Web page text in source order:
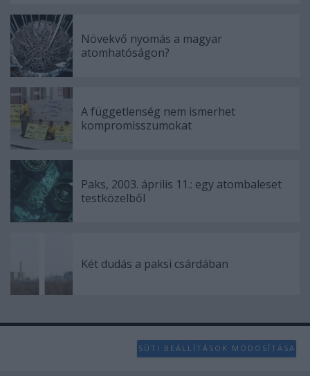
Növekvő nyomás a magyar
atomhatóságon?
A függetlenség nem ismerhet
kompromisszumokat
Paks, 2003. április 11.: egy atombaleset
testközelből
Két dudás a paksi csárdában
SÜTI BEÁLLÍTÁSOK MÓDOSÍTÁSA